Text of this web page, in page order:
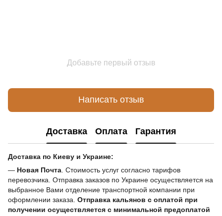
Добавьте первый отзыв
Написать отзыв
Доставка Оплата Гарантия
Доставка по Киеву и Украине:
— Новая Почта . Стоимость услуг согласно тарифов
перевозчика. Отправка заказов по Украине осуществляется на
выбранное Вами отделение транспортной компании при
оформлении заказа. Отправка кальянов с оплатой при
получении осуществляется с минимальной предоплатой